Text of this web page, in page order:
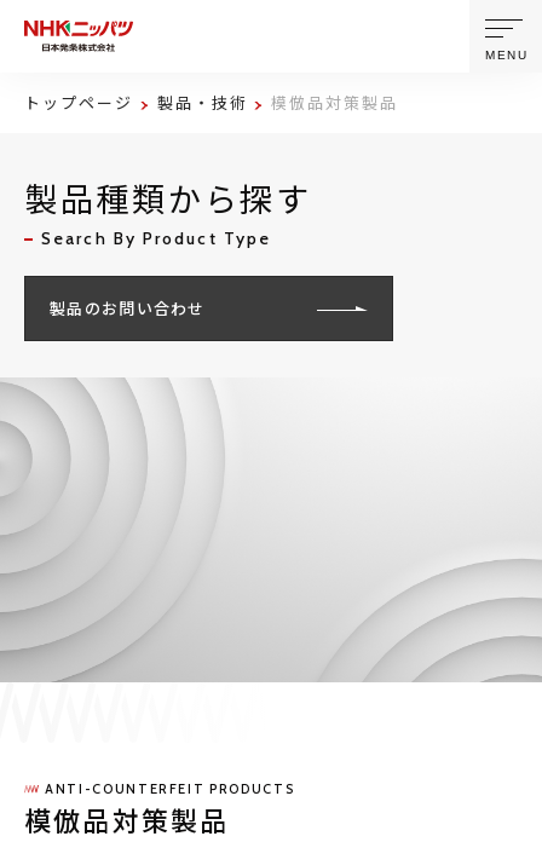
JP
製品・技術
企業情報
サステナビリティ
採用情報
MENU
トップページ 製品・技術 模倣品対策製品
製品種類から探す
Search By Product Type
製品のお問い合わせ
ANTI-COUNTERFEIT PRODUCTS
模倣品対策製品